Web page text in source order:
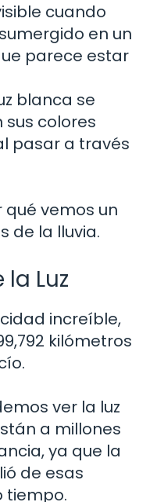
cuando
en un
parece estar
blanca se
sus colores
pasar a través
qué vemos un
de la lluvia.
Luz
increíble,
kilómetros
ver la luz
a millones
ya que la
de esas
tiempo.